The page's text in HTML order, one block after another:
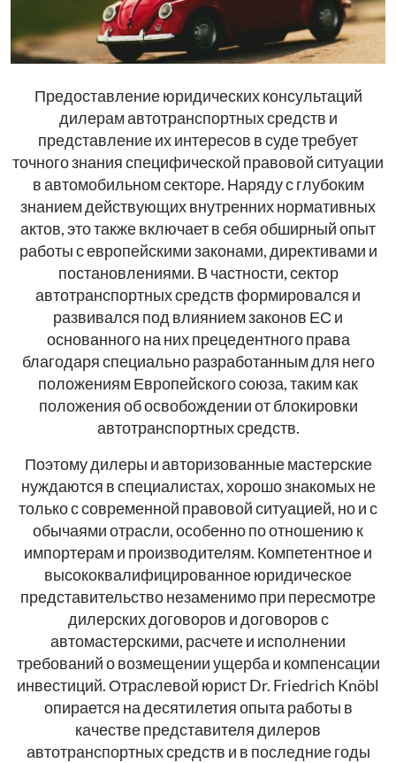
Предоставление юридических консультаций
дилерам автотранспортных средств и
представление их интересов в суде требует
точного знания специфической правовой ситуации
в автомобильном секторе. Наряду с глубоким
знанием действующих внутренних нормативных
актов, это также включает в себя обширный опыт
работы с европейскими законами, директивами и
постановлениями. В частности, сектор
автотранспортных средств формировался и
развивался под влиянием законов ЕС и
основанного на них прецедентного права
благодаря специально разработанным для него
положениям Европейского союза, таким как
положения об освобождении от блокировки
автотранспортных средств.
Поэтому дилеры и авторизованные мастерские
нуждаются в специалистах, хорошо знакомых не
только с современной правовой ситуацией, но и с
обычаями отрасли, особенно по отношению к
импортерам и производителям. Компетентное и
высококвалифицированное юридическое
представительство незаменимо при пересмотре
дилерских договоров и договоров с
автомастерскими, расчете и исполнении
требований о возмещении ущерба и компенсации
инвестиций. Отраслевой юрист Dr. Friedrich Knöbl
опирается на десятилетия опыта работы в
качестве представителя дилеров
автотранспортных средств и в последние годы